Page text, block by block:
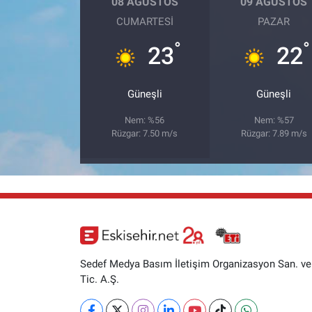
CUMARTESI
23°
Güneşli
Nem: %56
Rüzgar: 7.50 m/s
PAZAR
22°
Güneşli
Nem: %57
Rüzgar: 7.89 m/s
Sedef Medya Basım İletişim Organizasyon San. ve
Tic. A.Ş.